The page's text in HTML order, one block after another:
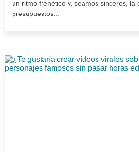
un ritmo frenético y, seamos sinceros, la
presupuestos...